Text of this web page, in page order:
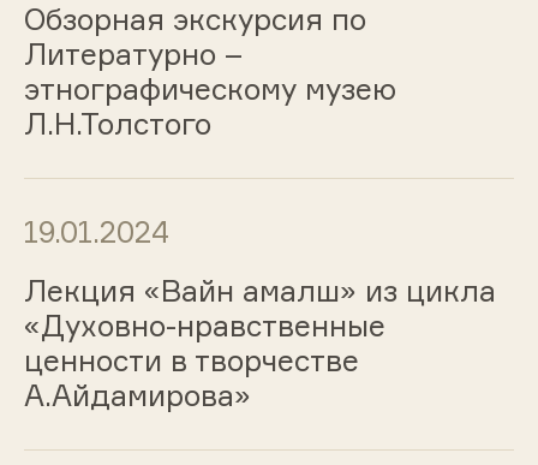
Обзорная экскурсия по
Литературно –
этнографическому музею
Л.Н.Толстого
19.01.2024
Лекция «Вайн амалш» из цикла
«Духовно-нравственные
ценности в творчестве
А.Айдамирова»